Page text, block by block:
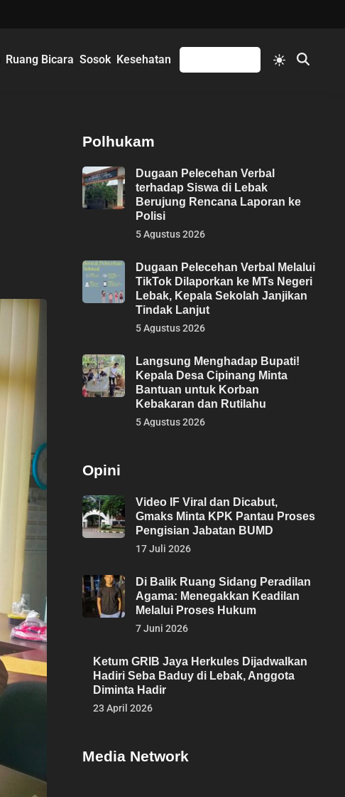
Ruang Bicara Sosok Kesehatan
Switch
to
Open
Polhukam
Dugaan Pelecehan Verbal
terhadap Siswa di Lebak
Berujung Rencana Laporan ke
Polisi
5 Agustus 2026
Dugaan Pelecehan Verbal Melalui
TikTok Dilaporkan ke MTs Negeri
Lebak, Kepala Sekolah Janjikan
Tindak Lanjut
5 Agustus 2026
Langsung Menghadap Bupati!
Kepala Desa Cipinang Minta
Bantuan untuk Korban
Kebakaran dan Rutilahu
5 Agustus 2026
Opini
Video IF Viral dan Dicabut,
Gmaks Minta KPK Pantau Proses
Pengisian Jabatan BUMD
17 Juli 2026
Di Balik Ruang Sidang Peradilan
Agama: Menegakkan Keadilan
Melalui Proses Hukum
7 Juni 2026
Ketum GRIB Jaya Herkules Dijadwalkan
Hadiri Seba Baduy di Lebak, Anggota
Diminta Hadir
23 April 2026
Media Network